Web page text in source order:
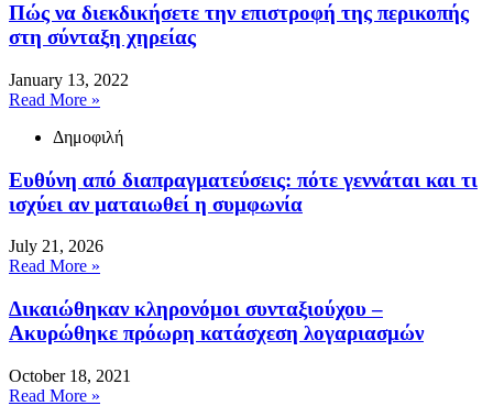
Πώς να διεκδικήσετε την επιστροφή της περικοπής
στη σύνταξη χηρείας
January 13, 2022
Read More »
Δημοφιλή
Ευθύνη από διαπραγματεύσεις: πότε γεννάται και τι
ισχύει αν ματαιωθεί η συμφωνία
July 21, 2026
Read More »
Δικαιώθηκαν κληρονόμοι συνταξιούχου –
Ακυρώθηκε πρόωρη κατάσχεση λογαριασμών
October 18, 2021
Read More »